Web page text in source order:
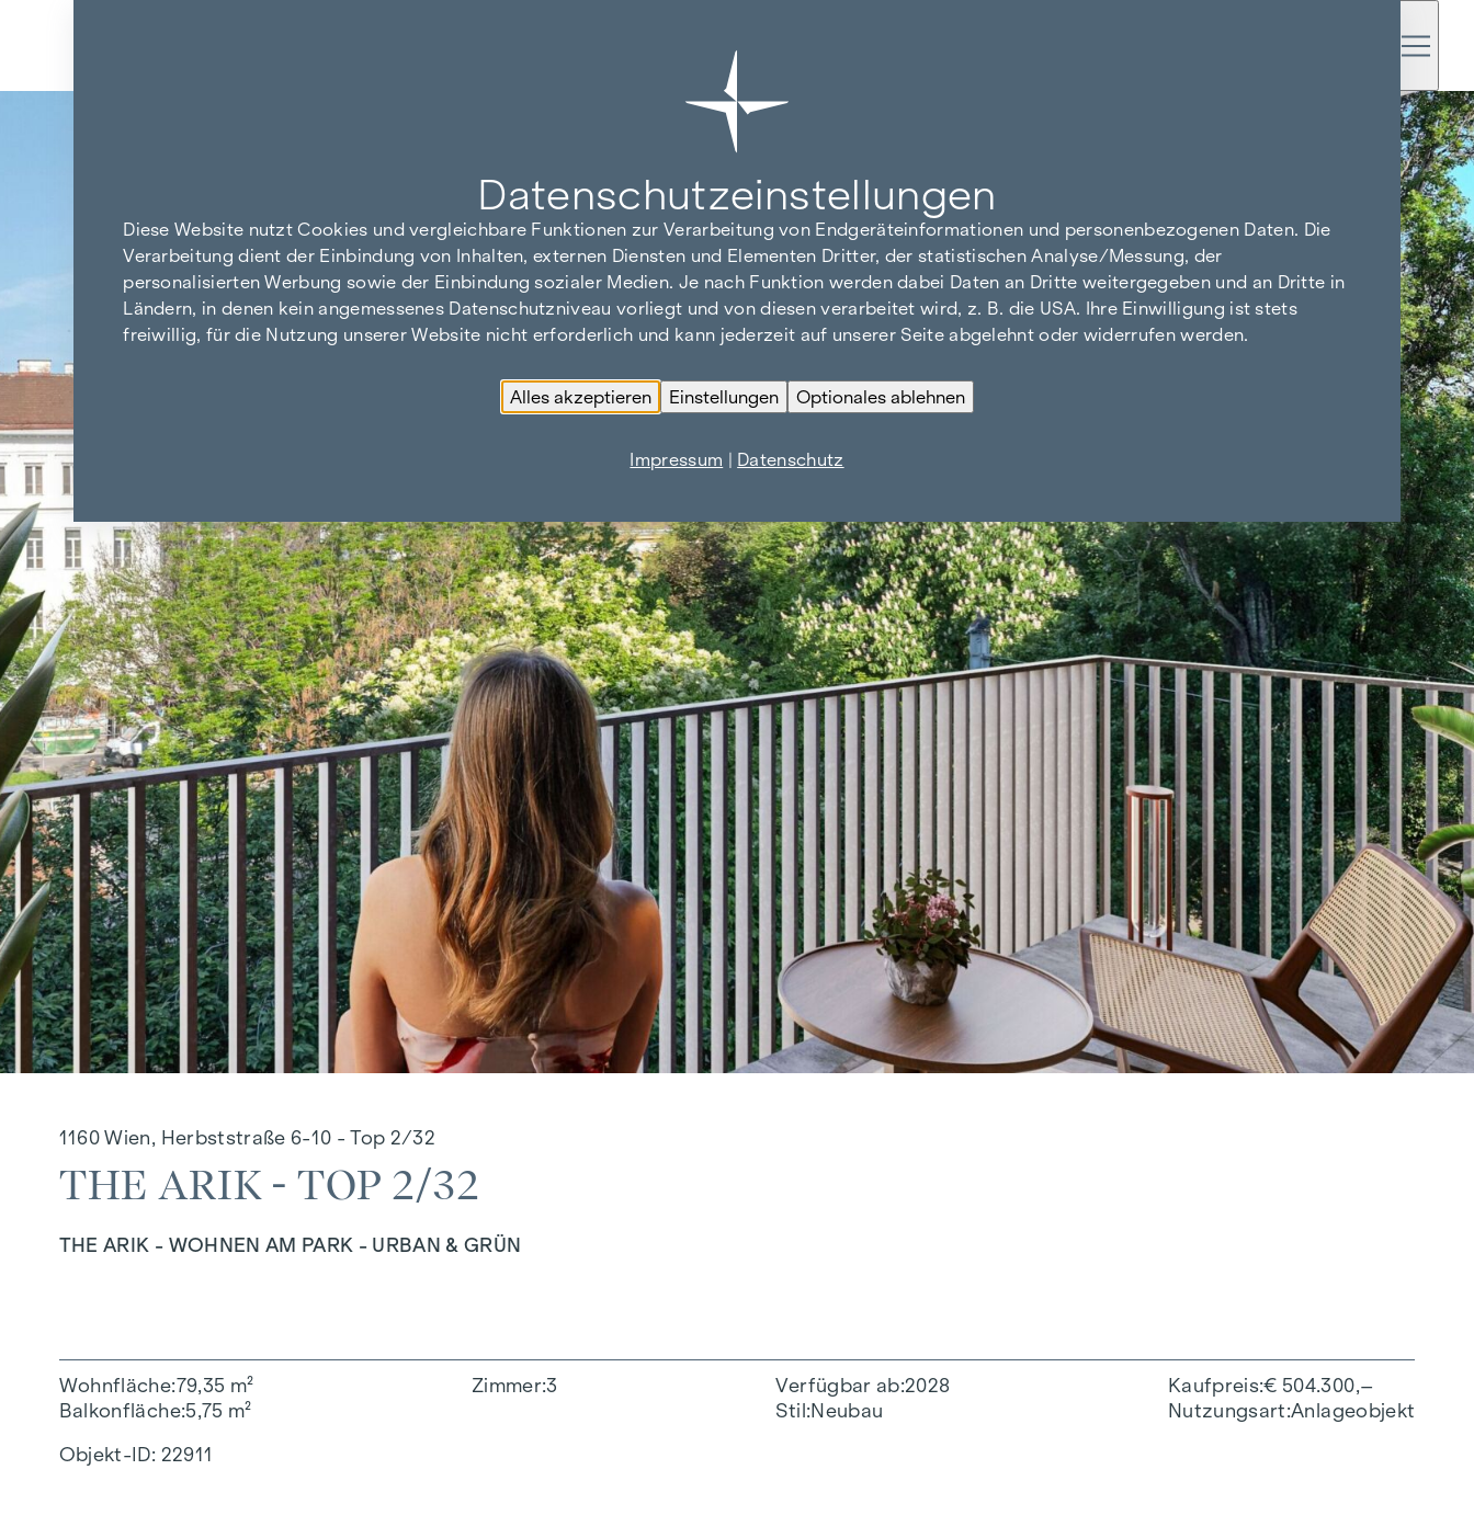
1160 Wien, Herbststraße 6-10 - Top 2/32
THE ARIK - TOP 2/32
THE ARIK - WOHNEN AM PARK - URBAN & GRÜN
Wohnfläche 79,35 m²
Balkonfläche 5,75 m²
Zimmer 3 Verfügbar ab 2028
Stil Neubau
Kaufpreis € 504.300,–
Nutzungsart Anlageobjekt
Objekt-ID: 22911
Datenschutz­einstellungen
Diese Website nutzt Cookies und vergleichbare Funktionen zur Verarbeitung von Endgeräteinformationen und personenbezogenen Daten. Die
Verarbeitung dient der Einbindung von Inhalten, externen Diensten und Elementen Dritter, der statistischen Analyse/Messung, der
personalisierten Werbung sowie der Einbindung sozialer Medien. Je nach Funktion werden dabei Daten an Dritte weitergegeben und an Dritte in
Ländern, in denen kein angemessenes Datenschutzniveau vorliegt und von diesen verarbeitet wird, z. B. die USA. Ihre Einwilligung ist stets
freiwillig, für die Nutzung unserer Website nicht erforderlich und kann jederzeit auf unserer Seite abgelehnt oder widerrufen werden.
Alles akzeptieren Einstellungen Optionales ablehnen
Impressum | Datenschutz